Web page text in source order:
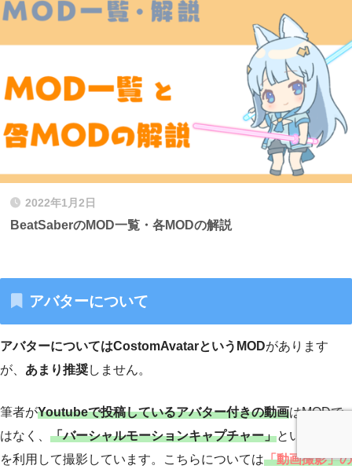
2022年1月2日
BeatSaberのMOD一覧・各MODの解説
アバターについて
アバターについてはCostomAvatarというMODがあります
が、 あまり推奨しません。
筆者がYoutubeで投稿しているアバター付きの動画はMODで
はなく、 「バーシャルモーションキャプチャー」というソフト
を利用して撮影しています。こちらについては「動画撮影」の